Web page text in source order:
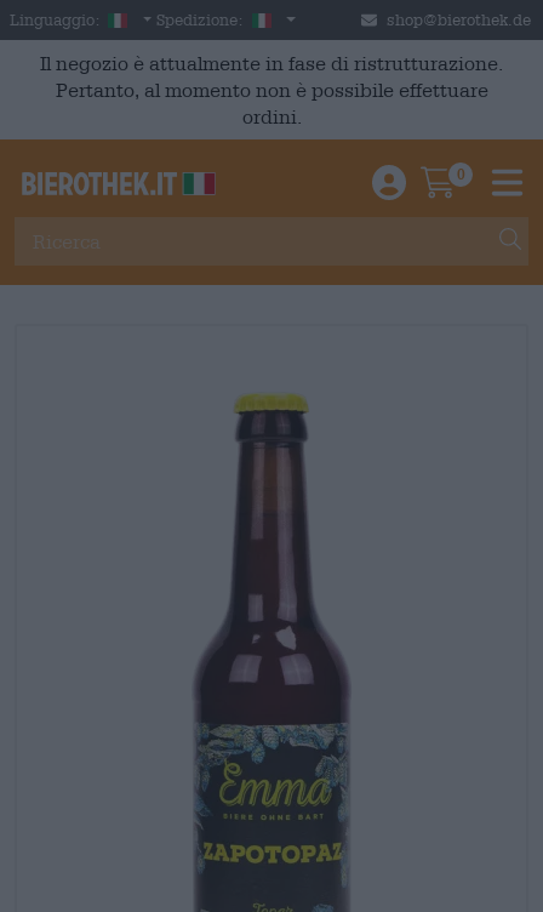
Skip to main content
Linguaggio: Italian
Spedizione: Italia shop@bierothek.de
Il negozio è attualmente in fase di ristrutturazione.
Pertanto, al momento non è possibile effettuare
ordini.
Einloggen /
0